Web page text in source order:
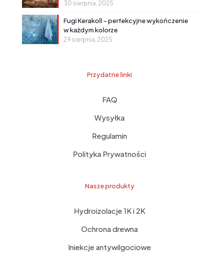
30 sierpnia, 2025
Fugi Kerakoll – perfekcyjne wykończenie
w każdym kolorze
29 sierpnia, 2025
Przydatne linki
FAQ
Wysyłka
Regulamin
Polityka Prywatności
Nasze produkty
Hydroizolacje 1K i 2K
Ochrona drewna
Iniekcje antywilgociowe